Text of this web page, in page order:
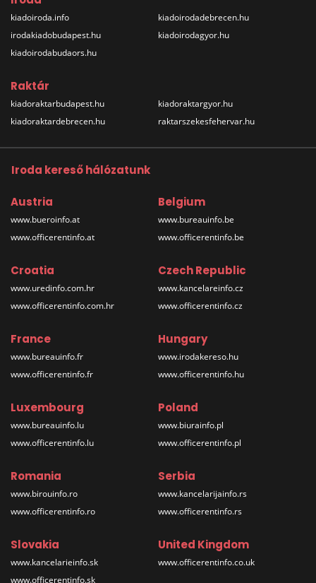
kiadoiroda.info
irodakiadobudapest.hu
kiadoirodabudaors.hu
kiadoirodadebrecen.hu
kiadoirodagyor.hu
Raktár
kiadoraktarbudapest.hu
kiadoraktardebrecen.hu
kiadoraktargyor.hu
raktarszekesfehervar.hu
Iroda kereső hálózatunk
Austria
www.bueroinfo.at
www.officerentinfo.at
Belgium
www.bureauinfo.be
www.officerentinfo.be
Croatia
www.uredinfo.com.hr
www.officerentinfo.com.hr
Czech Republic
www.kancelareinfo.cz
www.officerentinfo.cz
France
www.bureauinfo.fr
www.officerentinfo.fr
Hungary
www.irodakereso.hu
www.officerentinfo.hu
Luxembourg
www.bureauinfo.lu
www.officerentinfo.lu
Poland
www.biurainfo.pl
www.officerentinfo.pl
Romania
www.birouinfo.ro
www.officerentinfo.ro
Serbia
www.kancelarijainfo.rs
www.officerentinfo.rs
Slovakia
www.kancelarieinfo.sk
www.officerentinfo.sk
United Kingdom
www.officerentinfo.co.uk